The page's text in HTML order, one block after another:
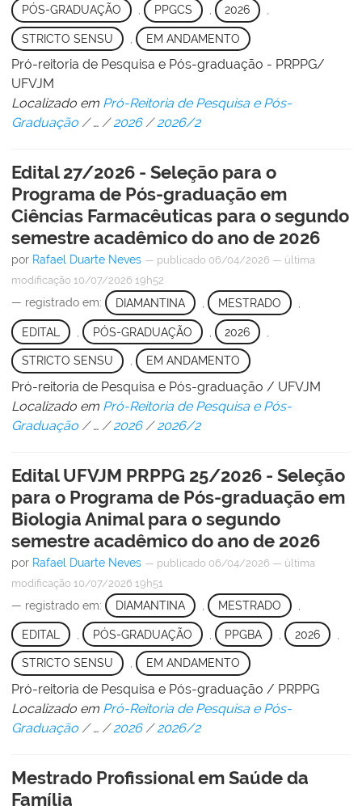
PÓS-GRADUAÇÃO , PPGCS , 2026 ,
STRICTO SENSU EM ANDAMENTO
Pró-reitoria de Pesquisa e Pós-graduação - PRPPG/
UFVJM
Localizado em Pró-Reitoria de Pesquisa e Pós-
Graduação /… /2026 /2026/2
Edital 27/2026 - Seleção para o
Programa de Pós-graduação em
Ciências Farmacêuticas para o segundo
semestre acadêmico do ano de 2026
por Rafael Duarte Neves — publicado 06/04/2026 — última
modificação 10/07/2026 19h52
— registrado em: DIAMANTINA MESTRADO
EDITAL PÓS-GRADUAÇÃO 2026
STRICTO SENSU , EM ANDAMENTO
Pró-reitoria de Pesquisa e Pós-graduação / UFVJM
Localizado em Pró-Reitoria de Pesquisa e Pós-
Graduação /… /2026 /2026/2
Edital UFVJM PRPPG 25/2026 - Seleção
para o Programa de Pós-graduação em
Biologia Animal para o segundo
semestre acadêmico do ano de 2026
por Rafael Duarte Neves — publicado 06/04/2026 — última
modificação 10/07/2026 19h51
— registrado em: DIAMANTINA MESTRADO
EDITAL PÓS-GRADUAÇÃO PPGBA , 2026
STRICTO SENSU , EM ANDAMENTO
Pró-reitoria de Pesquisa e Pós-graduação / PRPPG
Localizado em Pró-Reitoria de Pesquisa e Pós-
Graduação /… /2026 /2026/2
Mestrado Profissional em Saúde da
Família